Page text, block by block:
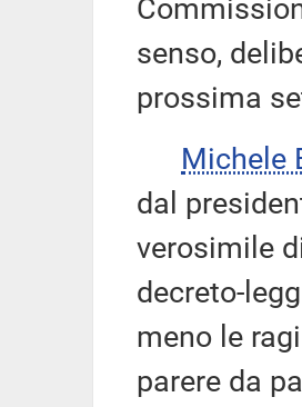
senso,
prossima
Michele
dal
verosimile
decreto-
meno le
parere da